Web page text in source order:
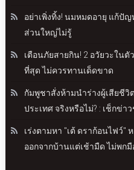
อย่าเพิ่งทิ้ง! นมหมดอายุ แก้ปั
ส่วนใหญ่ไม่รู้
เตือนภัยสายกิน! 2 อวัยวะใน
ที่สุด ไม่ควรทานเด็ดขาด
กัมพูชาสั่งห้ามนำร่างผู้เสียชี
ประเทศ จริงหรือไม่? : เช็กข่า
เร่งตามหา "เต้ ดราก้อนไฟว์"
ออกจากบ้านแต่เช้ามืด ไม่พกมื